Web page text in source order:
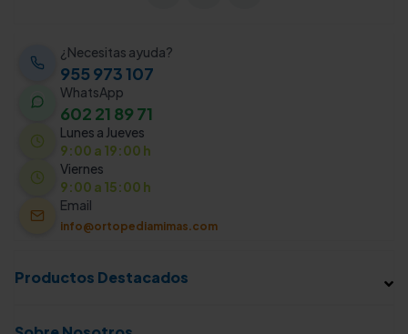
¿Necesitas ayuda?
955 973 107
WhatsApp
602 21 89 71
Lunes a Jueves
9:00 a 19:00 h
Viernes
9:00 a 15:00 h
Email
info@ortopediamimas.com
Productos Destacados